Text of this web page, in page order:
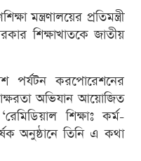
মন্ত্রণালয়ের প্রতিমন্ত্রী
শিক্ষাখাতকে জাতীয়
পর্যটন করপোরেশনের
অভিযান আয়োজিত
শিক্ষাঃ কর্ম-
অনুষ্ঠানে তিনি এ কথা